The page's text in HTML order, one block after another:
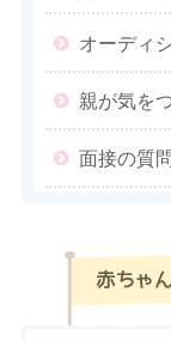
オーディ
親が気を
面接の質
赤ちゃ